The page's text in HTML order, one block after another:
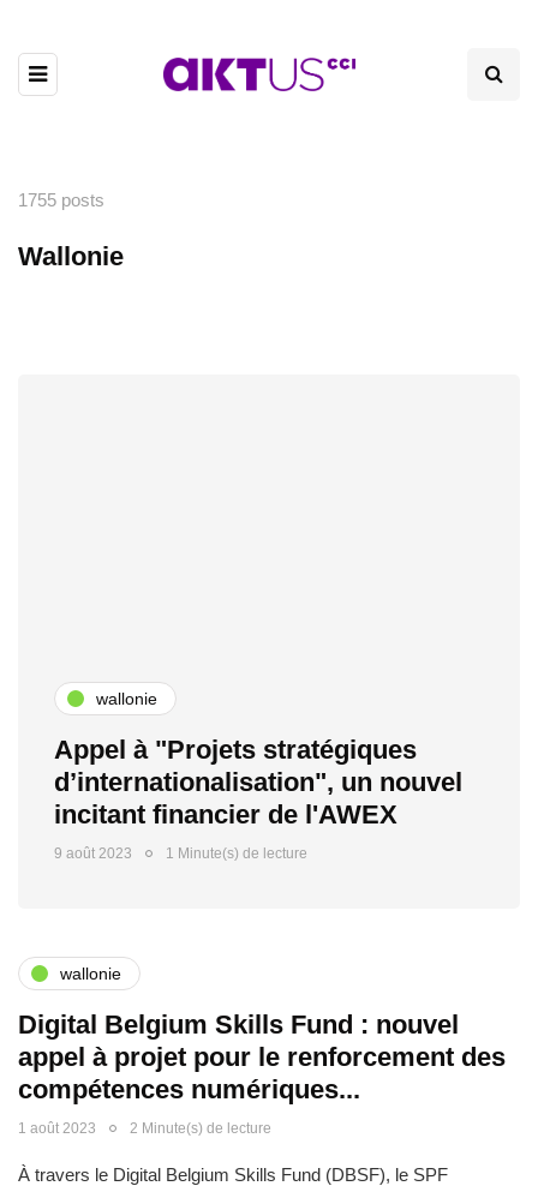
1755 posts
Wallonie
wallonie
Appel à "Projets stratégiques
d’internationalisation", un nouvel
incitant financier de l'AWEX
9 août 2023 1 Minute(s) de lecture
wallonie
Digital Belgium Skills Fund : nouvel
appel à projet pour le renforcement des
compétences numériques...
1 août 2023 2 Minute(s) de lecture
À travers le Digital Belgium Skills Fund (DBSF), le SPF